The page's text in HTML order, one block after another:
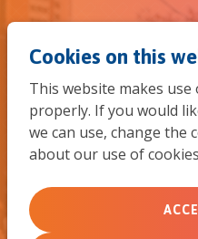
Cookies on this
This website makes
properly. If you would
we can use, change the
about our use of
Vluchtelingen